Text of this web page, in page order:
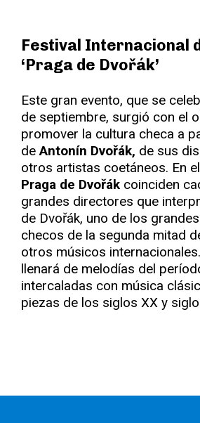
Festival Internacional
‘Praga de Dvořák’
Este gran evento, que se
de septiembre, surgió con el
promover la cultura checa a
deAntonín Dvořák, de sus
otros artistas coetáneos. En
Praga de Dvořák coinciden
grandes directores que
de Dvořák, uno de los
checos de la segunda mitad
otros músicos
llenará de melodías del
intercaladas con música
piezas de los siglos XX y